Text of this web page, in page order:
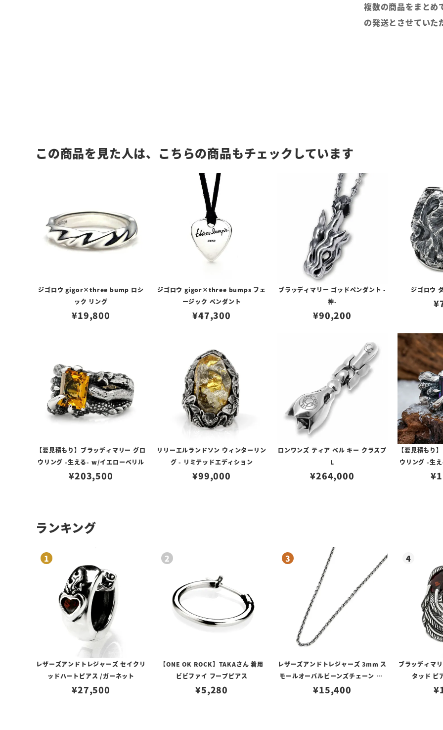
複数の商品をまとめ
の発送とさせていた
この商品を見た人は、こちらの商品もチェックしています
ジゴロウ gigor×three bump ロシ
ック リング
¥19,800
ジゴロウ gigor×three bumps フェ
ージック ペンダント
¥47,300
ブラッディマリー ゴッドペンダント -
神-
¥90,200
ジゴロウ
¥
【要見積もり】ブラッディマリー グロ
ウリング -生える- w/イエローベリル
¥203,500
リリーエルランドソン ウィンターリン
グ - リミテッドエディション
¥99,000
ロンワンズ ティア ベル キー クラスプ
L
¥264,000
【要見積もり
ウリング -生
¥
ランキング
レザーズアンドトレジャーズ セイクリ
ッドハートピアス /ガーネット
¥27,500
【ONE OK ROCK】TAKAさん 着用
ビビファイ フープピアス
¥5,280
レザーズアンドトレジャーズ 3mm ス
モールオーバルビーンズチェーン w/
ロブスタークラスプ＆LTロゴプレート
¥15,400
ブラッディマ
タッド ピ
¥